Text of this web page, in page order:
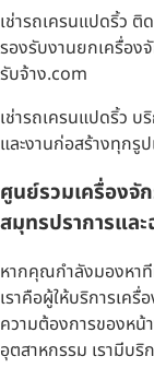
เช่ารถเครนแปดริ้ว
รองรับงานยกเครื่อง
รับจ้าง.com
เช่ารถเครนแปดริ้ว
และงานก่อสร้างทุกรู
ศูนย์รวมเครื่องจั
สมุทรปราการและ
หากคุณกำลังมองหา
เราคือผู้ให้บริการเค
ความต้องการของหน้
อุตสาหกรรม เรามีบ